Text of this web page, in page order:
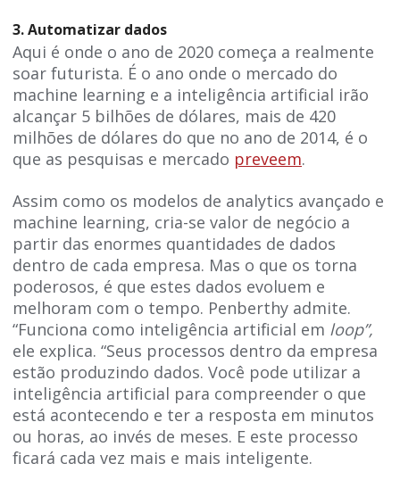
3. Automatizar dados
Aqui é onde o ano de 2020 começa a realmente
soar futurista. É o ano onde o mercado do
machine learning e a inteligência artificial irão
alcançar 5 bilhões de dólares, mais de 420
milhões de dólares do que no ano de 2014, é o
que as pesquisas e mercado preveem.
Assim como os modelos de analytics avançado e
machine learning, cria-se valor de negócio a
partir das enormes quantidades de dados
dentro de cada empresa. Mas o que os torna
poderosos, é que estes dados evoluem e
melhoram com o tempo. Penberthy admite.
“Funciona como inteligência artificial em loop”,
ele explica. “Seus processos dentro da empresa
estão produzindo dados. Você pode utilizar a
inteligência artificial para compreender o que
está acontecendo e ter a resposta em minutos
ou horas, ao invés de meses. E este processo
ficará cada vez mais e mais inteligente.